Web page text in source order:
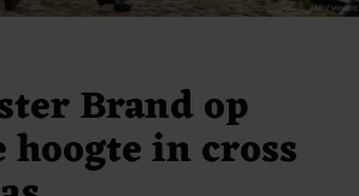
Brand op
hoogte in cross